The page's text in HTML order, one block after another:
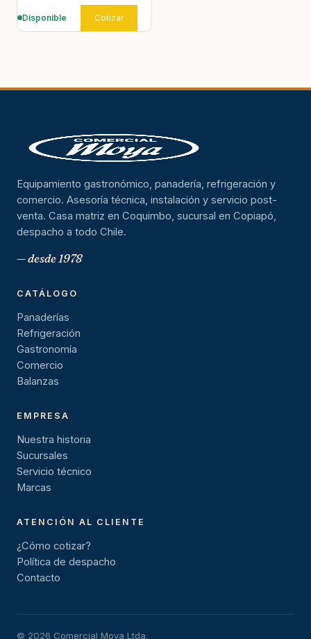
Disponible Cotizar
Equipamiento gastronómico, panadería, refrigeración y
comercio. Asesoría técnica, instalación y servicio post-
venta. Casa matriz en Coquimbo, sucursal en Copiapó,
despacho a todo Chile.
— desde 1978
CATÁLOGO
Panaderías
Refrigeración
Gastronomía
Comercio
Balanzas
EMPRESA
Nuestra historia
Sucursales
Servicio técnico
Marcas
ATENCIÓN AL CLIENTE
¿Cómo cotizar?
Política de despacho
Contacto
© 2026 Comercial Moya Ltda.